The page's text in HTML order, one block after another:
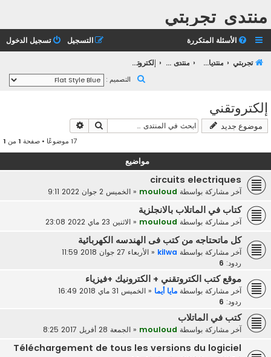
منتدى تجربتي
الأسئلة المتكررة تسجيل الدخول التسجيل
تجربتي منتديات التعليم الثانوي منتدى التعليم الجامعي إلكتروتقني
التصميم :
إلكتروتقني
موضوع جديد بحث
17 موضوعًا • صفحة 1 من 1
مواضيع
circuits electriques
آخر مشاركة بواسطة mouloud
« الخميس 2 جوان 2022 9:11
كتاب في الماتلاب بالانجلزية
آخر مشاركة بواسطة mouloud
« الاثنين 23 ماي 2022 23:08
كل ماتحتاجه من كتب فى الهندسه الكهربائية
آخر مشاركة بواسطة kilwa
« الأربعاء 27 جوان 2018 11:59
ردود: 6
موقع كتب الكتروتقني + الكترونيك +فيزياء
آخر مشاركة بواسطة مايا أيما « الخميس 31 ماي 2018 16:49
ردود: 6
كتب في الماتلاب
آخر مشاركة بواسطة mouloud
« الجمعة 28 أفريل 2017 8:25
Téléchargement de tous les versions du logiciel